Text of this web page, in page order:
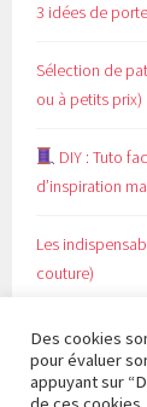
3 idées de
Sélection de
ou à petits prix)
DIY : Tuto
d’inspiration
Les
couture)
Des cookies
pour évaluer
appuyant sur